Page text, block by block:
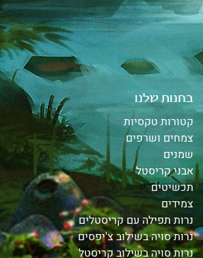
בחנות שלנו
קטורות טקסיות
צמחים ושרפים
שמנים
אבני קריסטל
תכשיטים
צמידים
נרות תפילה עם קריסטלים
נרות סויה בשילוב צ'יפסים
נרות סויה בשילוב קריסטל